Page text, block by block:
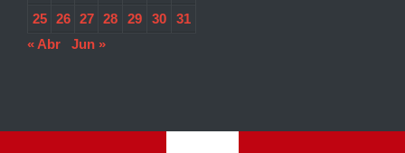
25
26 27 28 29 30
31
« Abr
Jun »